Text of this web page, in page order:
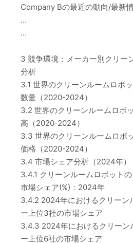
Company Bの最近の動向/最新
…
…
3 競争環境：メーカー別クリー
分析
3.1 世界のクリーンルームロボ
数量（2020-2024）
3.2 世界のクリーンルームロボ
高（2020-2024）
3.3 世界のクリーンルームロボ
価格（2020-2024）
3.4 市場シェア分析（2024年）
3.4.1 クリーンルームロボット
市場シェア(%)：2024年
3.4.2 2024年におけるクリーン
ー上位3社の市場シェア
3.4.3 2024年におけるクリーン
ー上位6社の市場シェア